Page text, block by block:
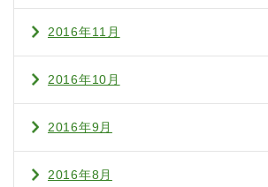
2016年11月
2016年10月
2016年9月
2016年8月